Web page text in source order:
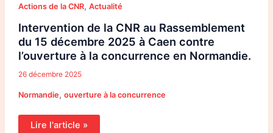
Actions de la CNR, Actualité
Intervention de la CNR au Rassemblement
du 15 décembre 2025 à Caen contre
l’ouverture à la concurrence en Normandie.
26 décembre 2025
Normandie, ouverture à la concurrence
Lire l'article »